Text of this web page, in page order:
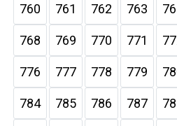
760 761 762 763
768 769 770 771
776 777 778 779
784 785 786 787